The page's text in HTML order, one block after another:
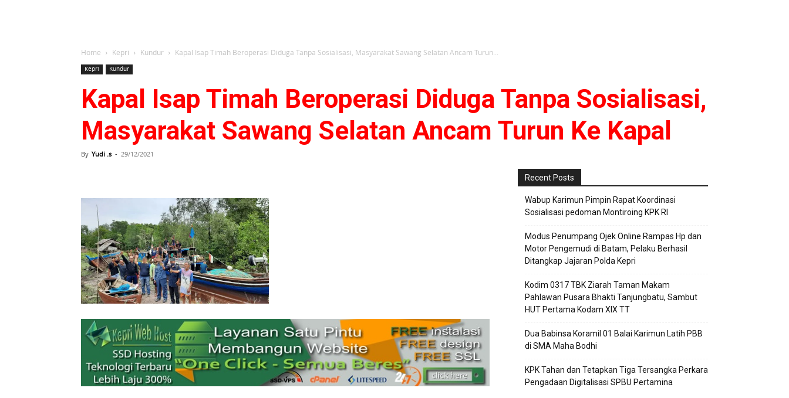
Home Kepri Kundur Kapal Isap Timah Beroperasi Diduga Tanpa Sosialisasi, Masyarakat Sawang Selatan Ancam Turun...
Kepri Kundur
Kapal Isap Timah Beroperasi Diduga Tanpa Sosialisasi,
Masyarakat Sawang Selatan Ancam Turun Ke Kapal
By Yudi .s - 29/12/2021
Recent Posts
Wabup Karimun Pimpin Rapat Koordinasi
Sosialisasi pedoman Montiroing KPK RI
Modus Penumpang Ojek Online Rampas Hp dan
Motor Pengemudi di Batam, Pelaku Berhasil
Ditangkap Jajaran Polda Kepri
Kodim 0317 TBK Ziarah Taman Makam
Pahlawan Pusara Bhakti Tanjungbatu, Sambut
HUT Pertama Kodam XIX TT
Dua Babinsa Koramil 01 Balai Karimun Latih PBB
di SMA Maha Bodhi
KPK Tahan dan Tetapkan Tiga Tersangka Perkara
Pengadaan Digitalisasi SPBU Pertamina